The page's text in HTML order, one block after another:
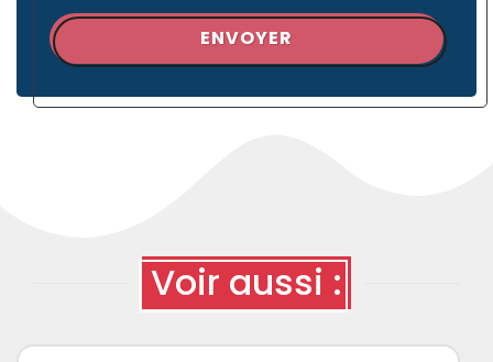
ENVOYER
Voir aussi :